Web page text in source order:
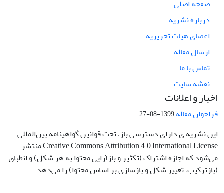
صفحه اصلی
درباره نشریه
اعضای هیات تحریریه
ارسال مقاله
تماس با ما
نقشه سایت
اخبار و اعلانات
فراخوان مقاله1399-08-27
این نشریه ی دارای دسترسی باز، تحت قوانین گواهینامه بین‌المللی
Creative Commons Attribution 4.0 International License منتشر
می‌شود که اجازه اشتراک (تکثیر و بازآرایی محتوا به هر شکل) و انطباق
(بازترکیب، تغییر شکل و بازسازی بر اساس محتوا) را می‌دهد.